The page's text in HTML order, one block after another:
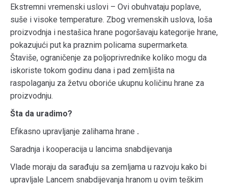
Ekstremni vremenski uslovi – Ovi obuhvataju poplave,
suše i visoke temperature. Zbog vremenskih uslova, loša
proizvodnja i nestašica hrane pogoršavaju kategorije hrane,
pokazujući put ka praznim policama supermarketa.
Štaviše, ograničenje za poljoprivrednike koliko mogu da
iskoriste tokom godinu dana i pad zemljišta na
raspolaganju za žetvu oboriće ukupnu količinu hrane za
proizvodnju.
Šta da uradimo?
Efikasno upravljanje zalihama hrane .
Saradnja i kooperacija u lancima snabdijevanja
Vlade moraju da sarađuju sa zemljama u razvoju kako bi
upravljale Lancem snabdijevanja hranom u ovim teškim